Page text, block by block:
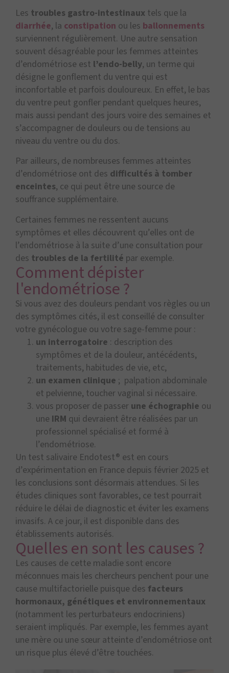
Les troubles gastro-intestinaux tels que la
diarrhée, la constipation ou les ballonnements
surviennent régulièrement. Une autre sensation
souvent désagréable pour les femmes atteintes
d’endométriose est l’endo-belly, un terme qui
désigne le gonflement du ventre qui est
inconfortable et parfois douloureux. En effet, le bas
du ventre peut gonfler pendant quelques heures,
mais aussi pendant des jours voire des semaines et
s’accompagner de douleurs ou de tensions au
niveau du ventre ou du dos.
Par ailleurs, de nombreuses femmes atteintes
d’endométriose ont des difficultés à tomber
enceintes, ce qui peut être une source de
souffrance supplémentaire.
Certaines femmes ne ressentent aucuns
symptômes et elles découvrent qu’elles ont de
l’endométriose à la suite d’une consultation pour
des troubles de la fertilité par exemple.
Comment dépister
l'endométriose ?
Si vous avez des douleurs pendant vos règles ou un
des symptômes cités, il est conseillé de consulter
votre gynécologue ou votre sage-femme pour :
un interrogatoire : description des
symptômes et de la douleur, antécédents,
traitements, habitudes de vie, etc,
un examen clinique ; palpation abdominale
et pelvienne, toucher vaginal si nécessaire.
vous proposer de passer une échographie ou
une IRM qui devraient être réalisées par un
professionnel spécialisé et formé à
l’endométriose.
Un test salivaire Endotest® est en cours
d’expérimentation en France depuis février 2025 et
les conclusions sont désormais attendues. Si les
études cliniques sont favorables, ce test pourrait
réduire le délai de diagnostic et éviter les examens
invasifs. A ce jour, il est disponible dans des
établissements autorisés.
Quelles en sont les causes ?
Les causes de cette maladie sont encore
méconnues mais les chercheurs penchent pour une
cause multifactorielle puisque des facteurs
hormonaux, génétiques et environnementaux
(notamment les perturbateurs endocriniens)
seraient impliqués. Par exemple, les femmes ayant
une mère ou une sœur atteinte d’endométriose ont
un risque plus élevé d’être touchées.